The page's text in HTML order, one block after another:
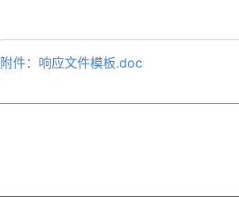
附件：响应文件模板.doc